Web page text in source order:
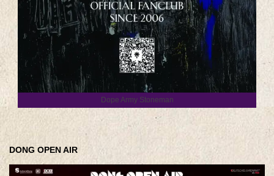
Dope Army Stoneman
DONG OPEN AIR